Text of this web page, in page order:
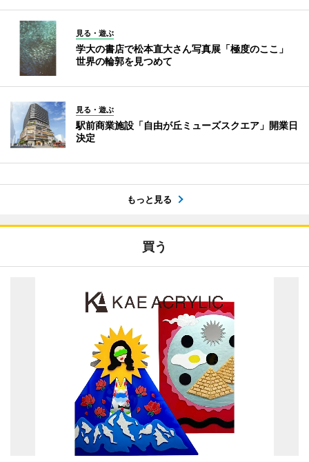
見る・遊ぶ
学大の書店で松本直大さん写真展「極度のここ」
世界の輪郭を見つめて
見る・遊ぶ
駅前商業施設「自由が丘ミューズスクエア」開業日
決定
もっと見る
買う